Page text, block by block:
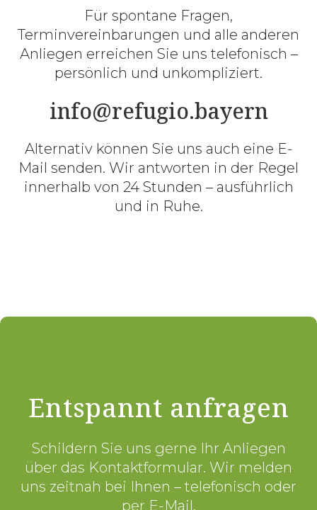
Für spontane Fragen,
Terminvereinbarungen und alle anderen
Anliegen erreichen Sie uns telefonisch –
persönlich und unkompliziert.
info@refugio.bayern
Alternativ können Sie uns auch eine E-
Mail senden. Wir antworten in der Regel
innerhalb von 24 Stunden – ausführlich
und in Ruhe.
Entspannt anfragen
Schildern Sie uns gerne Ihr Anliegen
über das Kontaktformular. Wir melden
uns zeitnah bei Ihnen – telefonisch oder
per E-Mail.